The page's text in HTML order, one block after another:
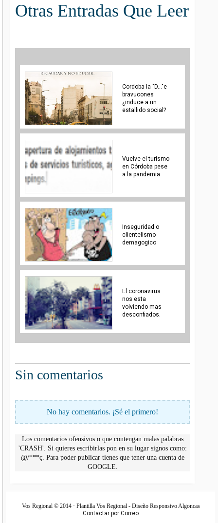
Otras Entradas Que Leer
Cordoba la "D..."e
bravucones
¿induce a un
estallido social?
Vuelve el turismo
en Córdoba pese
a la pandemia
Inseguridad o
clientelismo
demagogico
El coronavirus
nos esta
volviendo mas
desconfiados.
Sin comentarios
No hay comentarios. ¡Sé el primero!
Los comentarios ofensivos o que contengan malas palabras
'CRASH'. Si quieres escribirlas pon en su lugar signos como:
@/***ç. Para poder publicar tienes que tener una cuenta de
GOOGLE.
Vos Regional © 2014 · Plantilla Vos Regional - Diseño Responsivo Algoncas
Contactar por Correo